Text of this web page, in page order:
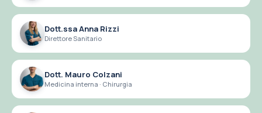
Dott.ssa Anna Rizzi
Direttore Sanitario
Dott. Mauro Colzani
Medicina interna · Chirurgia